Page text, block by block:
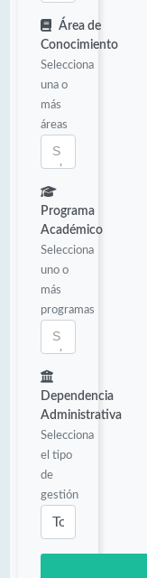
Área de
Conocimiento
Selecciona
una o
más
áreas
Programa
Académico
Selecciona
uno o
más
programas
Dependencia
Administrativa
Selecciona
el tipo
de
gestión